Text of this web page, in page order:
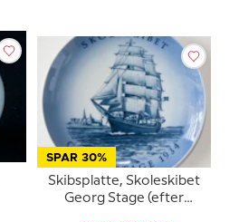
SPAR 30%
Skibsplatte, Skoleskibet
Georg Stage (efter